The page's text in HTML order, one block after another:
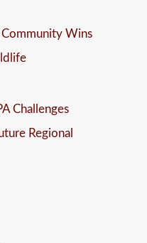
Wins
Challenges
Regional